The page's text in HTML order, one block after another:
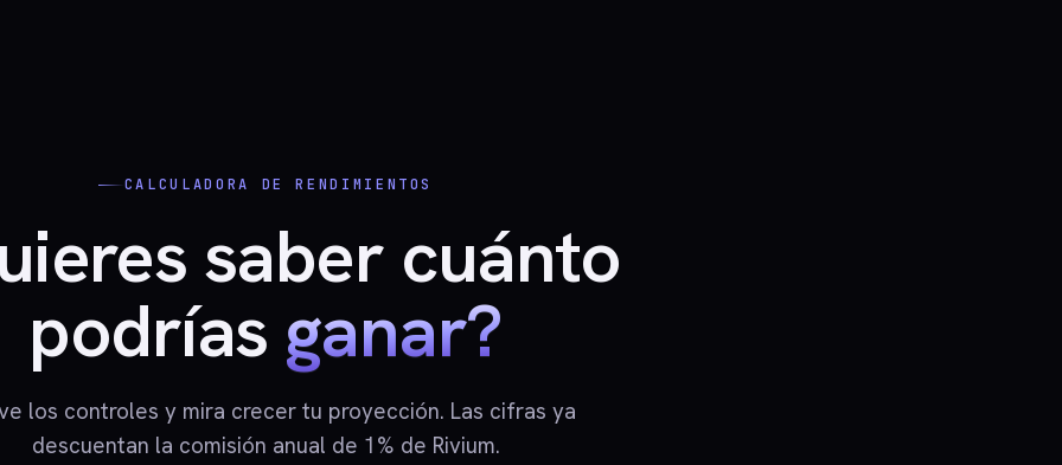
CALCULADORA DE RENDIMIENTOS
saber cuánto
podrías ganar?
los controles y mira crecer tu proyección. Las cifras ya
descuentan la comisión anual de 1% de Rivium.